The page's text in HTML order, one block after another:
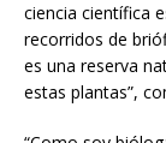
ciencia científica
recorridos de
es una reserva
estas plantas”,